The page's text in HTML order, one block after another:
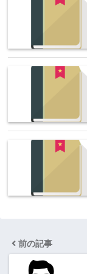
前の記事